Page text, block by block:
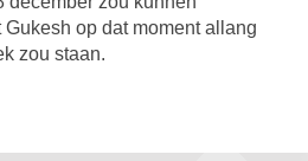
op dat moment allang
zou staan.